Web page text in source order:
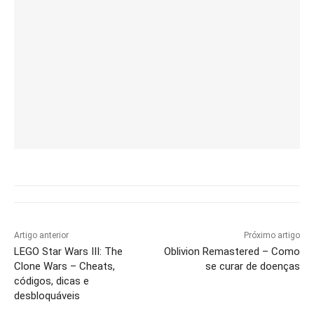
Artigo anterior
LEGO Star Wars III: The
Clone Wars – Cheats,
códigos, dicas e
desbloquáveis
Próximo artigo
Oblivion Remastered – Como
se curar de doenças